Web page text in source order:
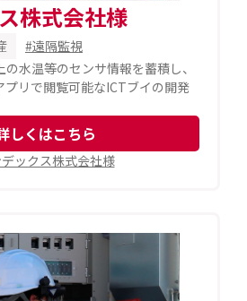
株式会社様
#遠隔監視
水温等のセンサ情報を蓄積し、
プリで閲覧可能なICTブイの開発
しくはこちら
ックス株式会社様